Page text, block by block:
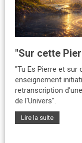
"Sur cette
"Tu Es Pierre et sur
enseignement
retranscription
de l'Univers".
Lire la suite